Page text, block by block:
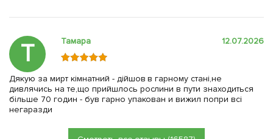
Т Тамара 12.07.2026
Дякую за мирт кімнатний - дійшов в гарному стані,не
дивлячись на те,що прийшлось рослини в пути знаходиться
більше 70 годин - був гарно упакован и вижил попри всі
негаразди